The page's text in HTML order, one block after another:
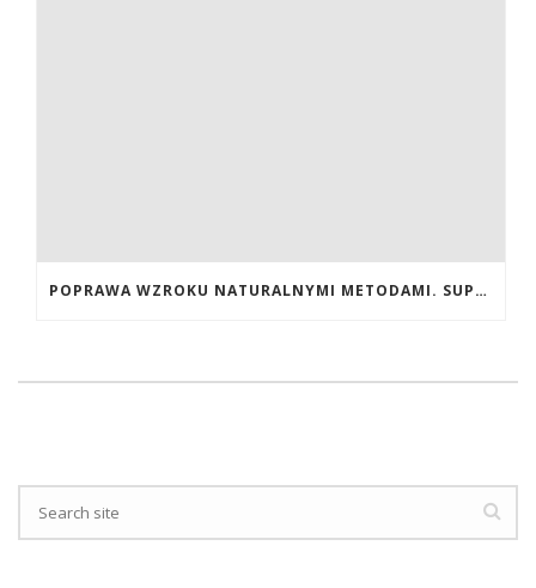
POPRAWA WZROKU NATURALNYMI METODAMI. SUPLEMENTY CALIVITA NA POPRAWĘ WZROKU